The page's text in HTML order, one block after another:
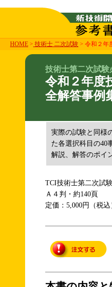
HOME > 技術士 二次試験 > 令和２年
技術士第二次試験
令和２年度
全解答事例
実際の試験と同様
た各選択科目の40
解説、解答のポイ
TCI技術士第二次試
Ａ４判・約140頁
定価：5,000円（税込